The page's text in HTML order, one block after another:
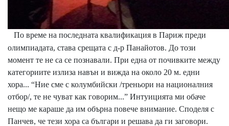
По време на последната квалификация в Париж преди
олимпиадата, става срещата с д-р Панайотов. До този
момент те не са се познавали. При една от почивките между
категориите излиза навън и вижда на около 20 м. едни
хора... “Ние сме с колумбийски /треньори на националния
отбор/, те не чуват как говорим...” Интуицията ми обаче
нещо ме караше да им обърна повече внимание. Споделя с
Панчев, че тези хора са българи и решава да ги заговори.